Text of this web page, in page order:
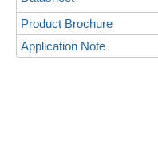
Product Brochure
Application Note